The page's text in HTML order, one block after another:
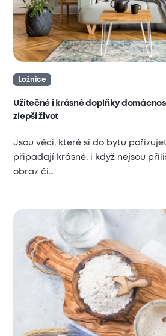
Ložnice
Užitečné i krásné doplňky
zlepší život
Jsou věci, které si do bytu
připadají krásné, i když nejsou
obraz či…